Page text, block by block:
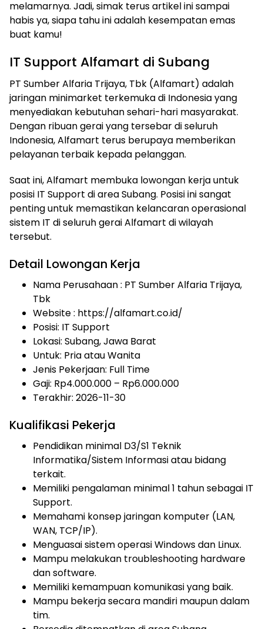
melamarnya. Jadi, simak terus artikel ini sampai
habis ya, siapa tahu ini adalah kesempatan emas
buat kamu!
IT Support Alfamart di Subang
PT Sumber Alfaria Trijaya, Tbk (Alfamart) adalah
jaringan minimarket terkemuka di Indonesia yang
menyediakan kebutuhan sehari-hari masyarakat.
Dengan ribuan gerai yang tersebar di seluruh
Indonesia, Alfamart terus berupaya memberikan
pelayanan terbaik kepada pelanggan.
Saat ini, Alfamart membuka lowongan kerja untuk
posisi IT Support di area Subang. Posisi ini sangat
penting untuk memastikan kelancaran operasional
sistem IT di seluruh gerai Alfamart di wilayah
tersebut.
Detail Lowongan Kerja
Nama Perusahaan : PT Sumber Alfaria Trijaya,
Tbk
Website : https://alfamart.co.id/
Posisi: IT Support
Lokasi: Subang, Jawa Barat
Untuk: Pria atau Wanita
Jenis Pekerjaan: Full Time
Gaji: Rp4.000.000 – Rp6.000.000
Terakhir: 2026-11-30
Kualifikasi Pekerja
Pendidikan minimal D3/S1 Teknik
Informatika/Sistem Informasi atau bidang
terkait.
Memiliki pengalaman minimal 1 tahun sebagai IT
Support.
Memahami konsep jaringan komputer (LAN,
WAN, TCP/IP).
Menguasai sistem operasi Windows dan Linux.
Mampu melakukan troubleshooting hardware
dan software.
Memiliki kemampuan komunikasi yang baik.
Mampu bekerja secara mandiri maupun dalam
tim.